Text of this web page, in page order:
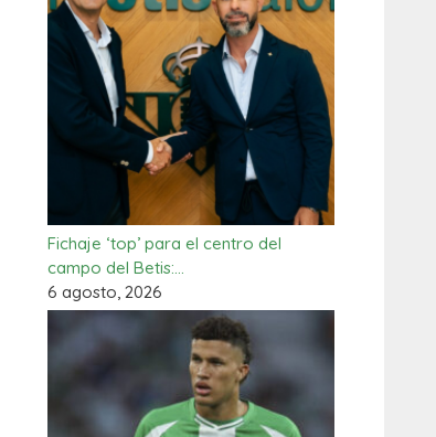
Fichaje ‘top’ para el centro del
campo del Betis:…
6 agosto, 2026